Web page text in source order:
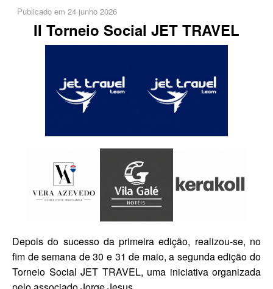
Publicado em 24 junho 2026
II Torneio Social JET TRAVEL
Depois do sucesso da primeira edição, realizou-se, no
fim de semana de 30 e 31 de maio, a segunda edição do
Torneio Social JET TRAVEL, uma iniciativa organizada